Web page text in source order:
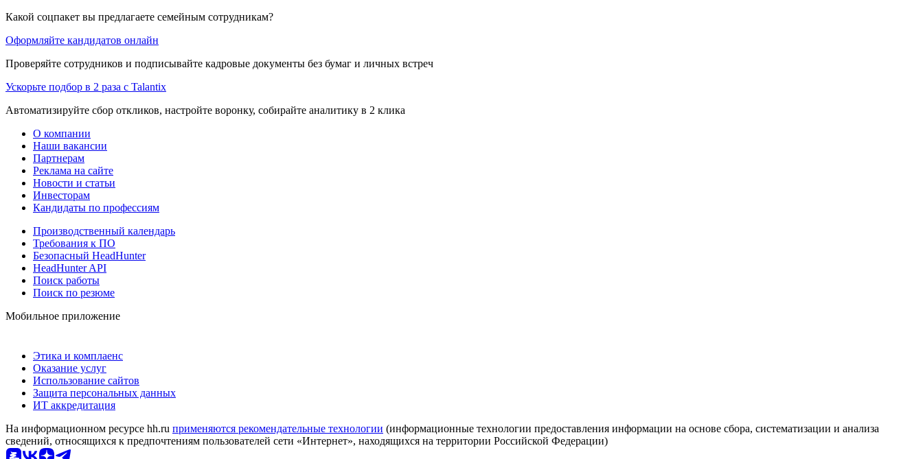
Какой соцпакет вы предлагаете семейным сотрудникам?
Оформляйте кандидатов онлайн
Проверяйте сотрудников и подписывайте кадровые документы без бумаг и личных встреч
Ускорьте подбор в 2 раза с Talantix
Автоматизируйте сбор откликов, настройте воронку, собирайте аналитику в 2 клика
О компании
Наши вакансии
Партнерам
Реклама на сайте
Новости и статьи
Инвесторам
Кандидаты по профессиям
Производственный календарь
Требования к ПО
Безопасный HeadHunter
HeadHunter API
Поиск работы
Поиск по резюме
Мобильное приложение
Этика и комплаенс
Оказание услуг
Использование сайтов
Защита персональных данных
ИТ аккредитация
На информационном ресурсе hh.ru применяются рекомендательные технологии (информационные технологии предоставления информации на основе сбора, систематизации и анализа
сведений, относящихся к предпочтениям пользователей сети «Интернет», находящихся на территории Российской Федерации)